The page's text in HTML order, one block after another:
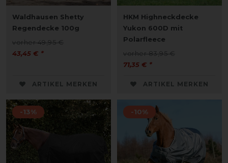
Waldhausen Shetty
Regendecke 100g
vorher 49,95 €
43,45 € *
ARTIKEL MERKEN
HKM Highneckdecke
Yukon 600D mit
Polarfleece
vorher 83,95 €
71,35 € *
ARTIKEL MERKEN
-13% -10%